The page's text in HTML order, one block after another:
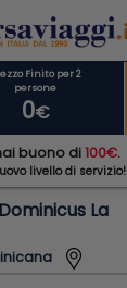
La
Finito per 2
persone
0€
buono di100€.
livello di servizio!